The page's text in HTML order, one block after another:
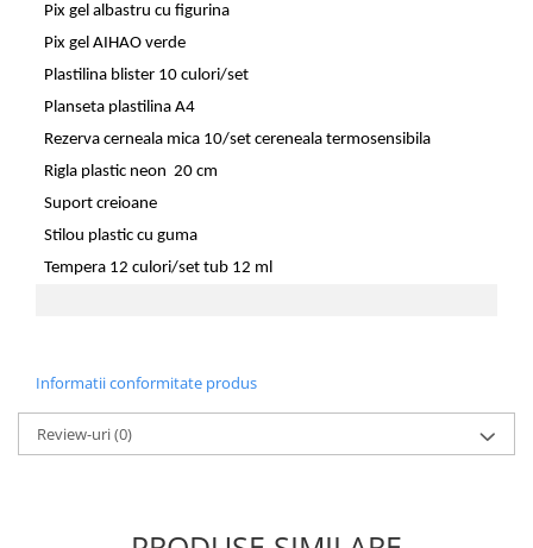
Pix gel albastru cu figurina
Pix gel AIHAO verde
Plastilina blister 10 culori/set
Planseta plastilina A4
Rezerva cerneala mica 10/set cereneala termosensibila
Rigla plastic neon 20 cm
Suport creioane
Stilou plastic cu guma
Tempera 12 culori/set tub 12 ml
Informatii conformitate produs
Review-uri(0)